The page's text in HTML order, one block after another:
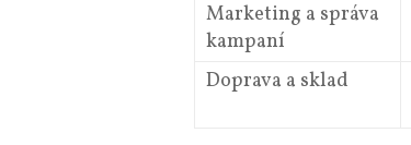
Marketing a správa
kampaní
Doprava a sklad